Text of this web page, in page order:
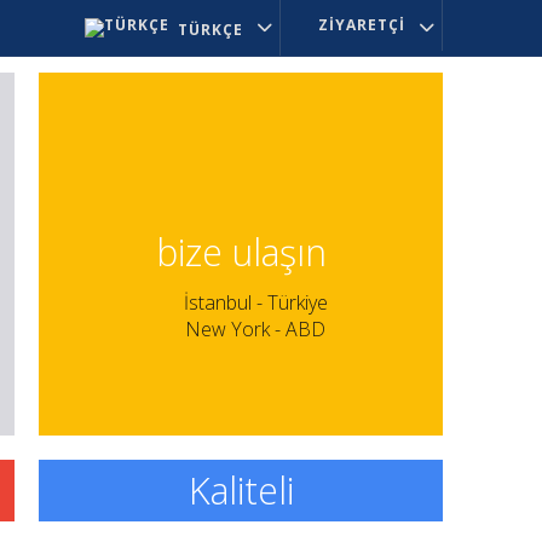
ZIYARETÇI
TÜRKÇE
bize ulaşın
İstanbul - Türkiye
New York - ABD
Kaliteli